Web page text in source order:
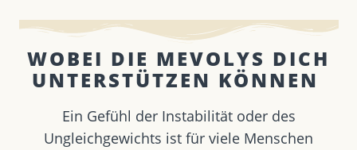
WOBEI DIE MEVOLYS DICH
UNTERSTÜTZEN KÖNNEN ​
Ein Gefühl der Instabilität oder des
Ungleichgewichts ist für viele Menschen